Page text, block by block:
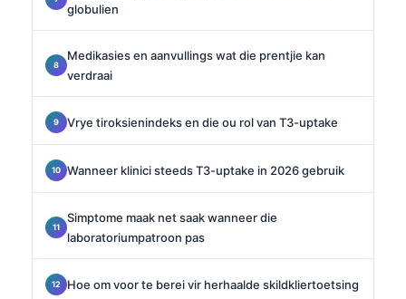
globulien
Medikasies en aanvullings wat die prentjie kan
verdraai
Vrye tiroksienindeks en die ou rol van T3-uptake
Wanneer klinici steeds T3-uptake in 2026 gebruik
Simptome maak net saak wanneer die
laboratoriumpatroon pas
Hoe om voor te berei vir herhaalde skildkliertoetsing